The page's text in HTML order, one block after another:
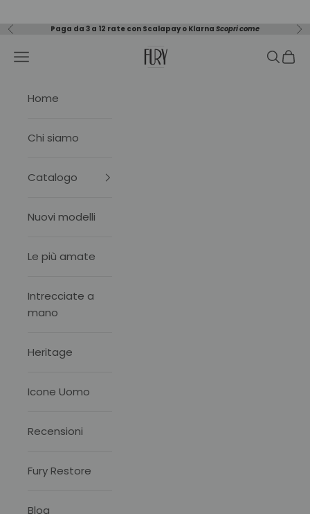
Vai al contenuto
Precedente Paga da 3 a 12 rate con Scalapay o Klarna Scopri come
Fury
Menù Cerca
Home
Chi siamo
Catalogo
Nuovi modelli
Le più amate
Intrecciate a
mano
Heritage
Icone Uomo
Recensioni
Fury Restore
Blog